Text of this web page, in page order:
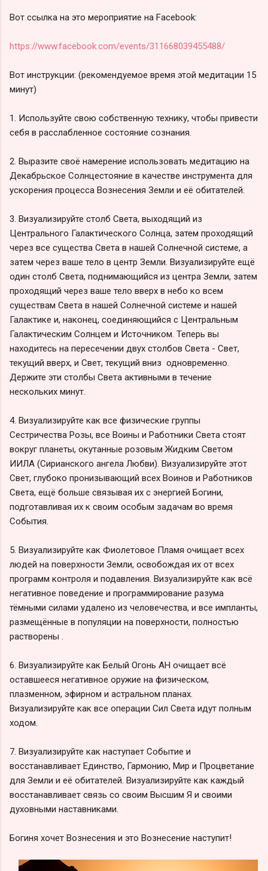
Вот ссылка на это мероприятие на Facebook:
https://www.facebook.com/events/311668039455488/
Вот инструкции: (рекомендуемое время этой медитации 15
минут)
1. Используйте свою собственную технику, чтобы привести
себя в расслабленное состояние сознания.
2. Выразите своё намерение использовать медитацию на
Декабрьское Солнцестояние в качестве инструмента для
ускорения процесса Вознесения Земли и её обитателей.
3. Визуализируйте столб Света, выходящий из
Центрального Галактического Солнца, затем проходящий
через все существа Света в нашей Солнечной системе, а
затем через ваше тело в центр Земли. Визуализируйте ещё
один столб Света, поднимающийся из центра Земли, затем
проходящий через ваше тело вверх в небо ко всем
существам Света в нашей Солнечной системе и нашей
Галактике и, наконец, соединяющийся с Центральным
Галактическим Солнцем и Источником. Теперь вы
находитесь на пересечении двух столбов Света - Свет,
текущий вверх, и Свет, текущий вниз одновременно.
Держите эти столбы Света активными в течение
нескольких минут.
4. Визуализируйте как все физические группы
Сестричества Розы, все Воины и Работники Света стоят
вокруг планеты, окутанные розовым Жидким Светом
ИИЛА (Сирианского ангела Любви). Визуализируйте этот
Свет, глубоко пронизывающий всех Воинов и Работников
Света, ещё больше связывая их с энергией Богини,
подготавливая их к своим особым задачам во время
События.
5. Визуализируйте как Фиолетовое Пламя очищает всех
людей на поверхности Земли, освобождая их от всех
программ контроля и подавления. Визуализируйте как всё
негативное поведение и программирование разума
тёмными силами удалено из человечества, и все импланты,
размещённые в популяции на поверхности, полностью
растворены .
6. Визуализируйте как Белый Огонь АН очищает всё
оставшееся негативное оружие на физическом,
плазменном, эфирном и астральном планах.
Визуализируйте как все операции Сил Света идут полным
ходом.
7. Визуализируйте как наступает Событие и
восстанавливает Единство, Гармонию, Мир и Процветание
для Земли и её обитателей. Визуализируйте как каждый
восстанавливает связь со своим Высшим Я и своими
духовными наставниками.
Богиня хочет Вознесения и это Вознесение наступит!